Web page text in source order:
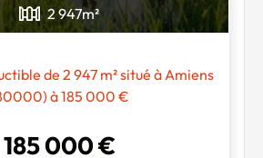
2 947m²
de 2 947 m² situé à Amiens
à 185 000 €
185 000 €